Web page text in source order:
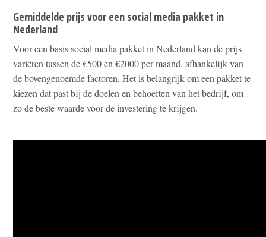
Gemiddelde prijs voor een social media pakket in
Nederland
Voor een basis social media pakket in Nederland kan de prijs
variëren tussen de €500 en €2000 per maand, afhankelijk van
de bovengenoemde factoren. Het is belangrijk om een pakket te
kiezen dat past bij de doelen en behoeften van het bedrijf, om
zo de beste waarde voor de investering te krijgen.